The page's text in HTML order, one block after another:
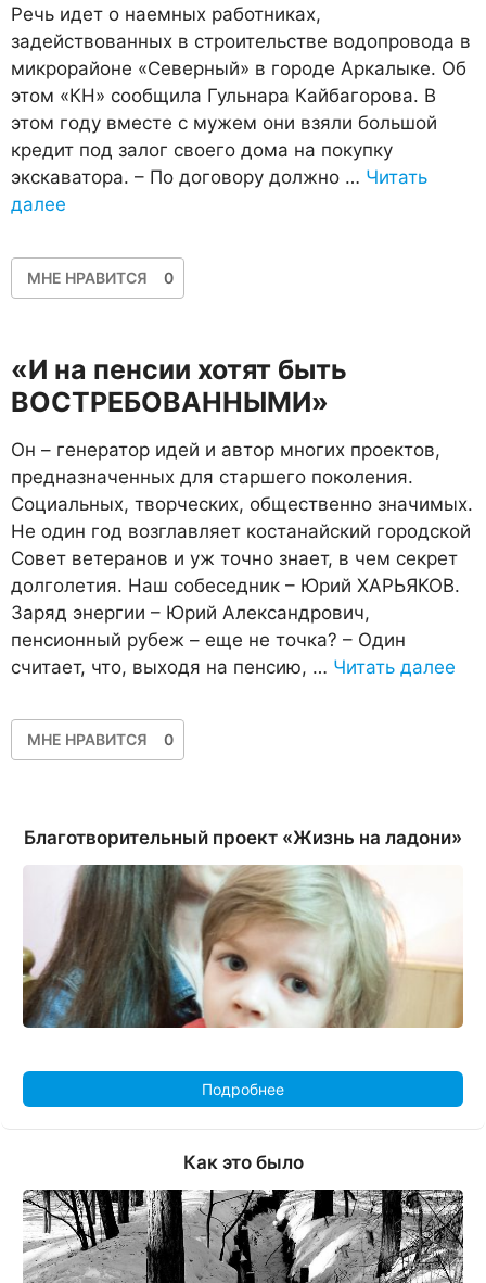
Речь идет о наемных работниках,
задействованных в строительстве водопровода в
микрорайоне «Северный» в городе Аркалыке. Об
этом «КН» сообщила Гульнара Кайбагорова. В
этом году вместе с мужем они взяли большой
кредит под залог своего дома на покупку
экскаватора. – По договору должно … Читать
далее
МНЕ НРАВИТСЯ 0
«И на пенсии хотят быть
ВОСТРЕБОВАННЫМИ»
Он – генератор идей и автор многих проектов,
предназначенных для старшего поколения.
Социальных, творческих, общественно значимых.
Не один год возглавляет костанайский городской
Совет ветеранов и уж точно знает, в чем секрет
долголетия. Наш собеседник – Юрий ХАРЬЯКОВ.
Заряд энергии – Юрий Александрович,
пенсионный рубеж – еще не точка? – Один
считает, что, выходя на пенсию, … Читать далее
МНЕ НРАВИТСЯ 0
Благотворительный проект «Жизнь на ладони»
Подробнее
Как это было